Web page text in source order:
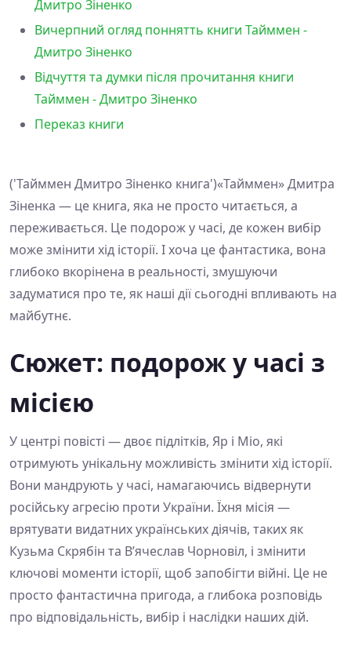
Дмитро Зіненко
Вичерпний огляд поннятть книги Тайммен -
Дмитро Зіненко
Відчуття та думки після прочитання книги
Тайммен - Дмитро Зіненко
Переказ книги
('Тайммен Дмитро Зіненко книга')«Тайммен» Дмитра
Зіненка — це книга, яка не просто читається, а
переживається. Це подорож у часі, де кожен вибір
може змінити хід історії. І хоча це фантастика, вона
глибоко вкорінена в реальності, змушуючи
задуматися про те, як наші дії сьогодні впливають на
майбутнє.
Сюжет: подорож у часі з
місією
У центрі повісті — двоє підлітків, Яр і Міо, які
отримують унікальну можливість змінити хід історії.
Вони мандрують у часі, намагаючись відвернути
російську агресію проти України. Їхня місія —
врятувати видатних українських діячів, таких як
Кузьма Скрябін та В’ячеслав Чорновіл, і змінити
ключові моменти історії, щоб запобігти війні. Це не
просто фантастична пригода, а глибока розповідь
про відповідальність, вибір і наслідки наших дій.